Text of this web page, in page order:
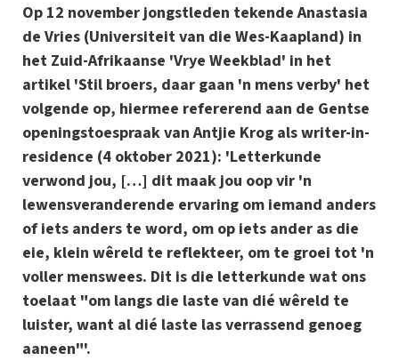
Op 12 november jongstleden tekende Anastasia
de Vries (Universiteit van die Wes-Kaapland) in
het Zuid-Afrikaanse 'Vrye Weekblad' in het
artikel 'Stil broers, daar gaan 'n mens verby' het
volgende op, hiermee refererend aan de Gentse
openingstoespraak van Antjie Krog als writer-in-
residence (4 oktober 2021): 'Letterkunde
verwond jou, […] dit maak jou oop vir 'n
lewensveranderende ervaring om iemand anders
of iets anders te word, om op iets ander as die
eie, klein wêreld te reflekteer, om te groei tot 'n
voller menswees. Dit is die letterkunde wat ons
toelaat "om langs die laste van dié wêreld te
luister, want al dié laste las verrassend genoeg
aaneen"'.